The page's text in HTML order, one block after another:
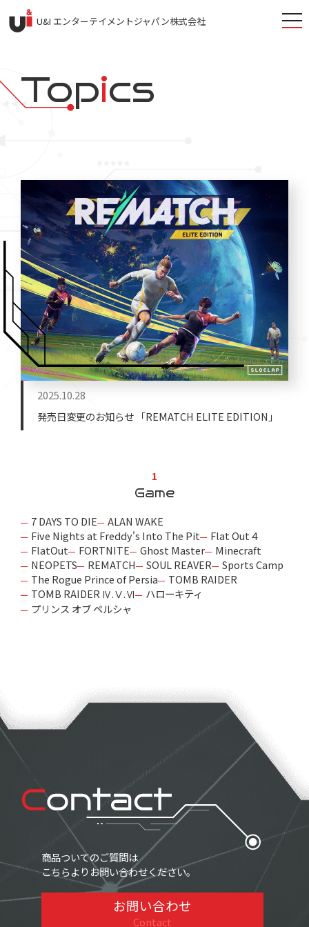
U&I エンターテイメントジャパン株式会社
Topics
2025.10.28
発売日変更のお知らせ 「REMATCH ELITE EDITION」
1
Game
7 DAYS TO DIE
ALAN WAKE
Five Nights at Freddy's Into The Pit
Flat Out４
FlatOut
FORTNITE Ghost Master
Minecraft
NEOPETS
REMATCH SOUL REAVER
Sports Camp
The Rogue Prince of Persia
TOMB RAIDER
TOMB RAIDER Ⅳ.Ⅴ.Ⅵ
ハローキティ
プリンス オブ ペルシャ
商品ついてのご質問は
こちらよりお問い合わせください。
お問い合わせ
Contact